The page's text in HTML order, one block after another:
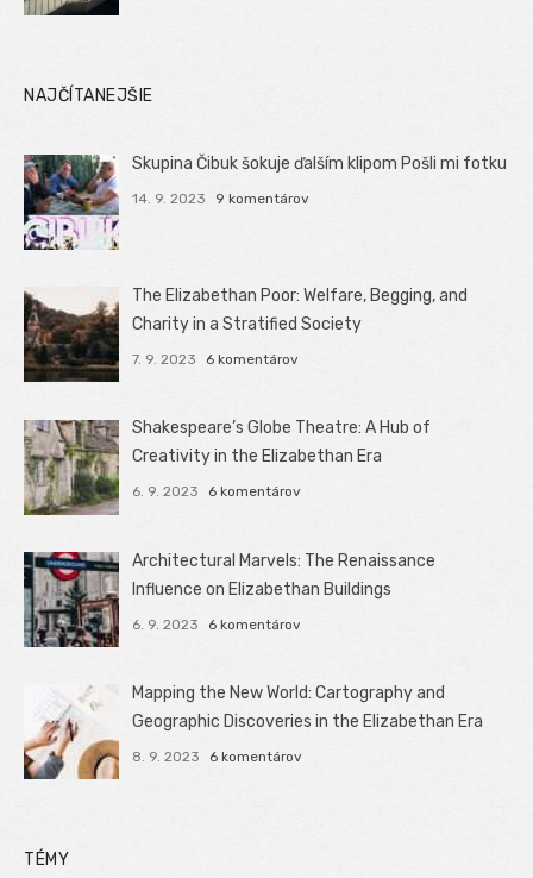
NAJČÍTANEJŠIE
Skupina Čibuk šokuje ďalším klipom Pošli mi fotku
14. 9. 2023 9 komentárov
The Elizabethan Poor: Welfare, Begging, and
Charity in a Stratified Society
7. 9. 2023 6 komentárov
Shakespeare’s Globe Theatre: A Hub of
Creativity in the Elizabethan Era
6. 9. 2023 6 komentárov
Architectural Marvels: The Renaissance
Influence on Elizabethan Buildings
6. 9. 2023 6 komentárov
Mapping the New World: Cartography and
Geographic Discoveries in the Elizabethan Era
8. 9. 2023 6 komentárov
TÉMY